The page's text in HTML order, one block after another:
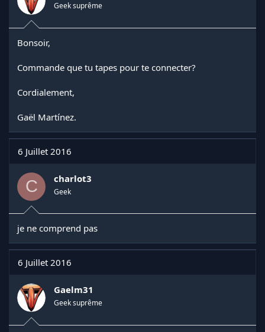
Geek suprême
Bonsoir,
Commande que tu tapes pour te connecter?
Cordialement,
Gaël Martínez.
6 Juillet 2016
C charlot3
Geek
je ne comprend pas
6 Juillet 2016
Gaelm31
Geek suprême